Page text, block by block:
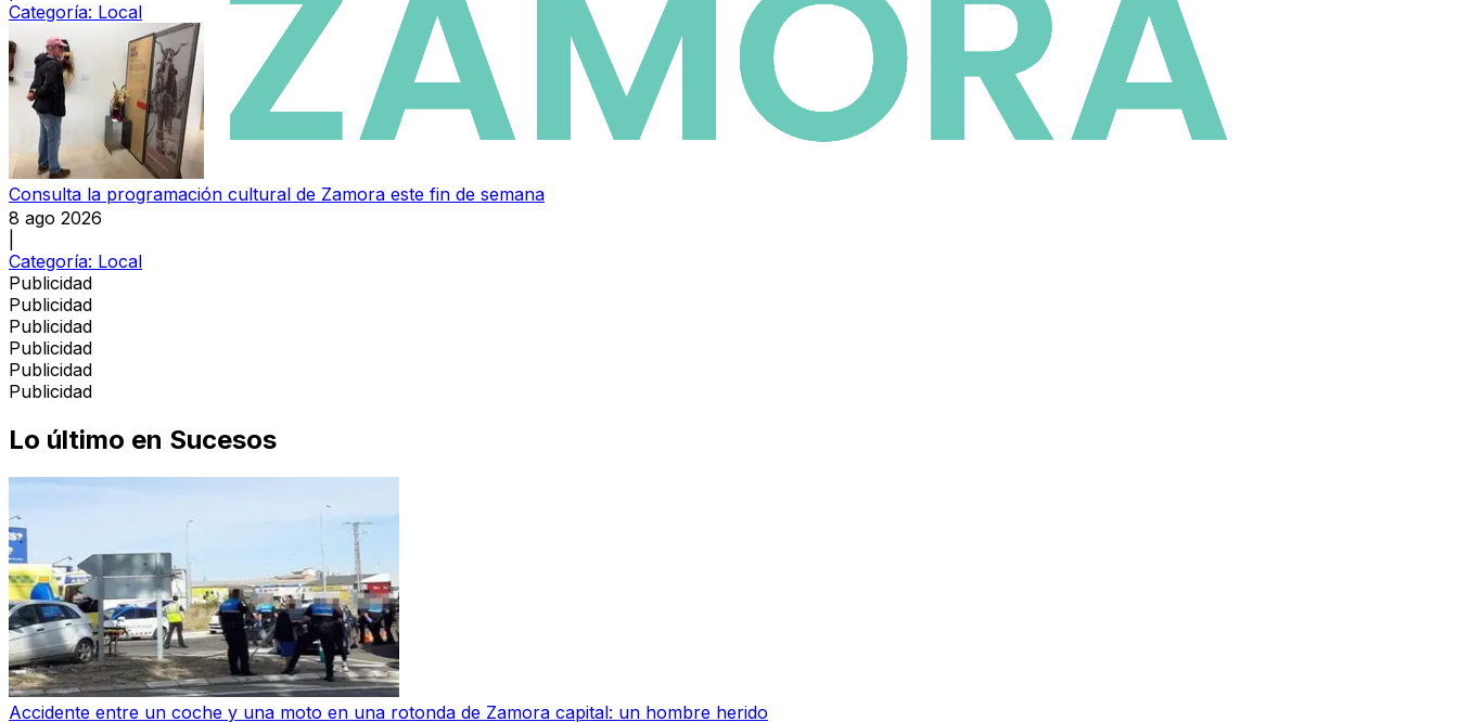
Categoría: Local
Consulta la programación cultural de Zamora este fin de semana
8 ago 2026
Categoría: Local
Publicidad
Publicidad
Publicidad
Publicidad
Publicidad
Publicidad
Lo último en Sucesos
Accidente entre un coche y una moto en una rotonda de Zamora capital: un hombre herido